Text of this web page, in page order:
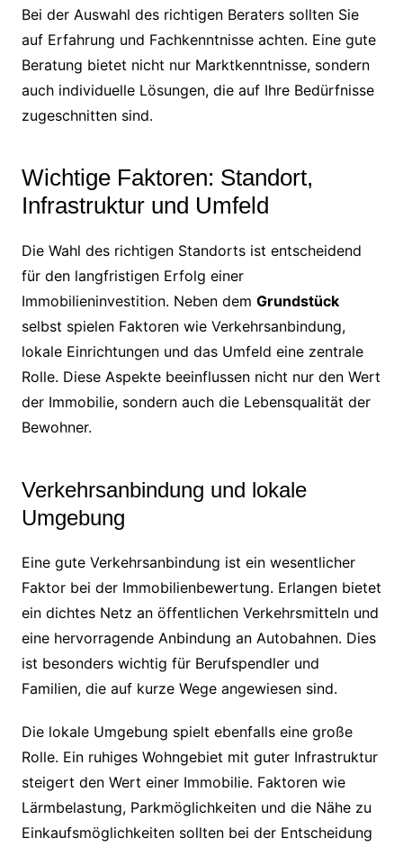
Bei der Auswahl des richtigen Beraters sollten Sie
auf Erfahrung und Fachkenntnisse achten. Eine gute
Beratung bietet nicht nur Marktkenntnisse, sondern
auch individuelle Lösungen, die auf Ihre Bedürfnisse
zugeschnitten sind.
Wichtige Faktoren: Standort,
Infrastruktur und Umfeld
Die Wahl des richtigen Standorts ist entscheidend
für den langfristigen Erfolg einer
Immobilieninvestition. Neben dem Grundstück
selbst spielen Faktoren wie Verkehrsanbindung,
lokale Einrichtungen und das Umfeld eine zentrale
Rolle. Diese Aspekte beeinflussen nicht nur den Wert
der Immobilie, sondern auch die Lebensqualität der
Bewohner.
Verkehrsanbindung und lokale
Umgebung
Eine gute Verkehrsanbindung ist ein wesentlicher
Faktor bei der Immobilienbewertung. Erlangen bietet
ein dichtes Netz an öffentlichen Verkehrsmitteln und
eine hervorragende Anbindung an Autobahnen. Dies
ist besonders wichtig für Berufspendler und
Familien, die auf kurze Wege angewiesen sind.
Die lokale Umgebung spielt ebenfalls eine große
Rolle. Ein ruhiges Wohngebiet mit guter Infrastruktur
steigert den Wert einer Immobilie. Faktoren wie
Lärmbelastung, Parkmöglichkeiten und die Nähe zu
Einkaufsmöglichkeiten sollten bei der Entscheidung